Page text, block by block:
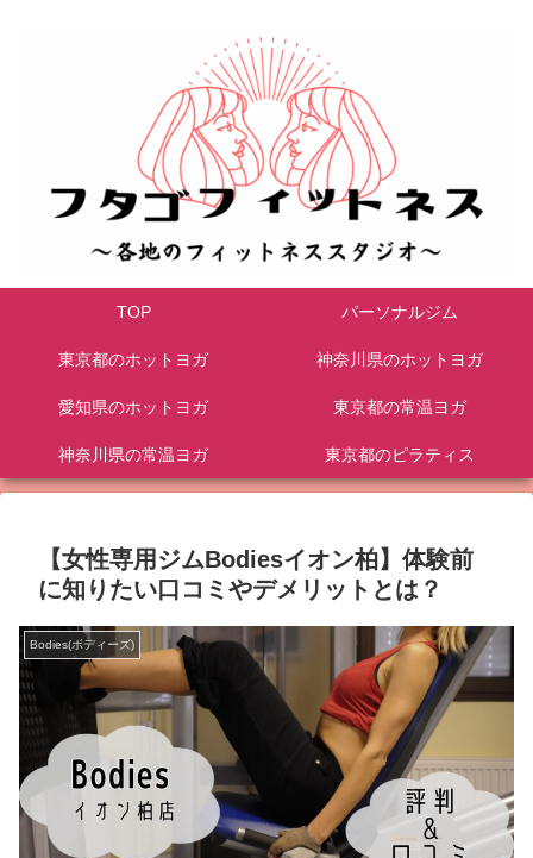
TOP パーソナルジム
東京都のホットヨガ 神奈川県のホットヨガ
愛知県のホットヨガ 東京都の常温ヨガ
神奈川県の常温ヨガ 東京都のピラティス
【女性専用ジムBodiesイオン柏】体験前
に知りたい口コミやデメリットとは？
Bodies(ボディーズ)